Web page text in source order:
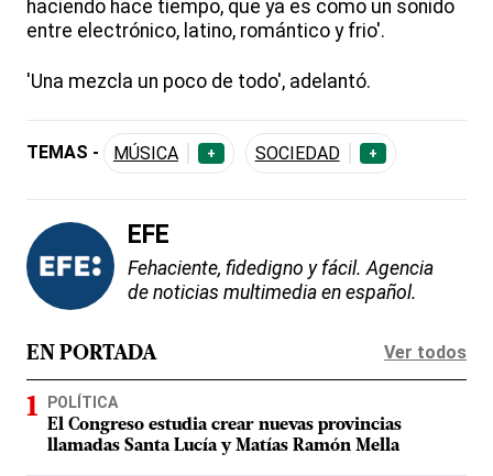
haciendo hace tiempo, que ya es como un sonido
entre electrónico, latino, romántico y frio'.
'Una mezcla un poco de todo', adelantó.
TEMAS - MÚSICA + SOCIEDAD +
EFE
Fehaciente, fidedigno y fácil. Agencia
de noticias multimedia en español.
EN PORTADA Ver todos
POLÍTICA
El Congreso estudia crear nuevas provincias
llamadas Santa Lucía y Matías Ramón Mella